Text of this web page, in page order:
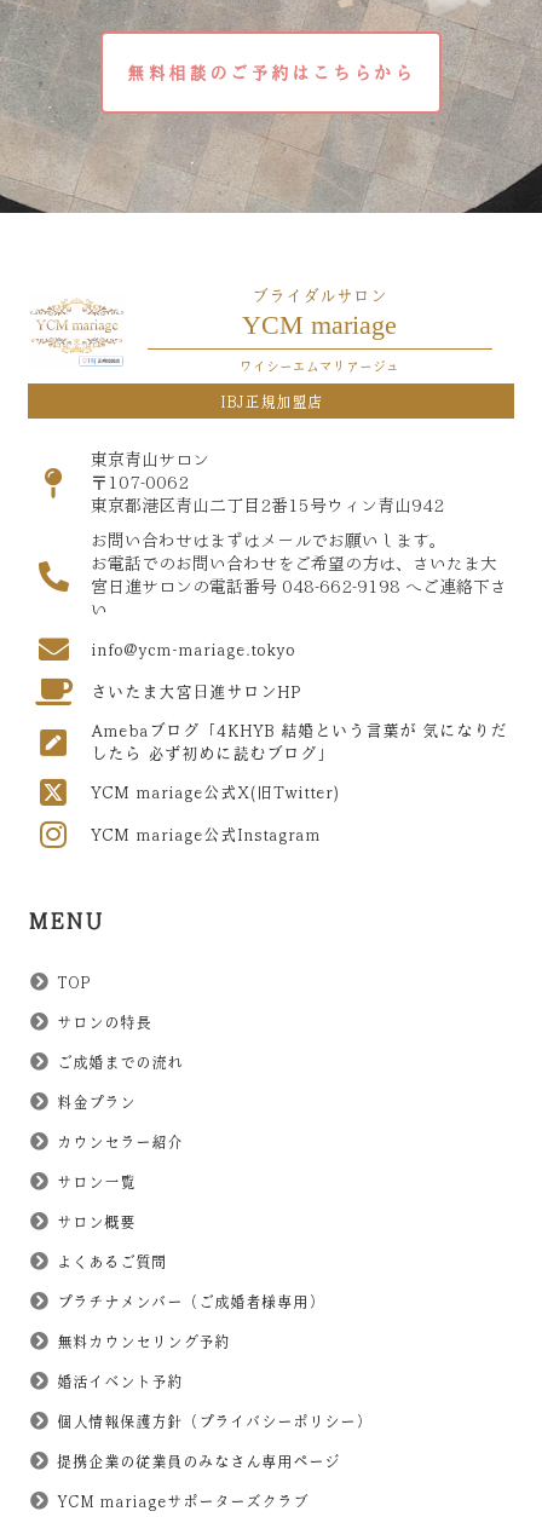
無料相談のご予約はこちらから
ブライダルサロン
YCM mariage
ワイシーエムマリアージュ
IBJ正規加盟店
東京青山サロン
〒107-0062
東京都港区青山二丁目2番15号ウィン青山942
お問い合わせはまずはメールでお願いします。
お電話でのお問い合わせをご希望の方は、さいたま大
宮日進サロンの電話番号 048-662-9198 へご連絡下さ
い
info@ycm-mariage.tokyo
さいたま大宮日進サロンHP
Amebaブログ「4KHYB 結婚という言葉が 気になりだ
したら 必ず初めに読むブログ」
YCM mariage公式X(旧Twitter)
YCM mariage公式Instagram
MENU
TOP
サロンの特長
ご成婚までの流れ
料金プラン
カウンセラー紹介
サロン一覧
サロン概要
よくあるご質問
プラチナメンバー（ご成婚者様専用）
無料カウンセリング予約
婚活イベント予約
個人情報保護方針（プライバシーポリシー）
提携企業の従業員のみなさん専用ページ
YCM mariageサポーターズクラブ